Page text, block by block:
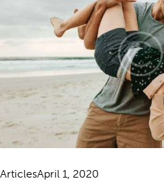
ArticlesApril 1, 2020